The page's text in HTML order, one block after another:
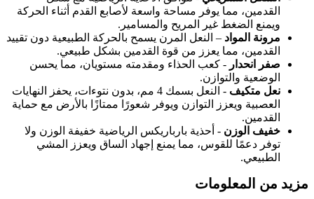
القدمين، مما يوفر مساحة واسعة لأصابع القدم أثناء الحركة
ويمنع الضغط غير المريح والمسامير.
مرونة المواد – النعل المرن يسمح بالحركة الطبيعية دون تقييد
القدمين، مما يعزز من قوة القدمين بشكل طبيعي.
صفر انحدار - كعب الحذاء ومقدمته مستويان، مما يحسن
الوضعية والتوازن.
نعل متكيف
- النعل بسمك 4 مم، بدون نتوءات، يحفز النهايات
العصبية ويعزز التوازن ويوفر شعورًا ممتازًا بالأرض مع حماية
القدمين.
خفيف الوزن - أحذية بارباريكس الرياضية خفيفة الوزن ولا
توفر دعمًا للقوس، مما يمنع إجهاد الساق ويعزز المشي
الطبيعي.
مزيد من المعلومات